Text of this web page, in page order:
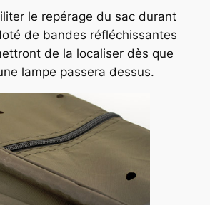
le repérage du sac durant
de bandes réfléchissantes
de la localiser dès que
lampe passera dessus.